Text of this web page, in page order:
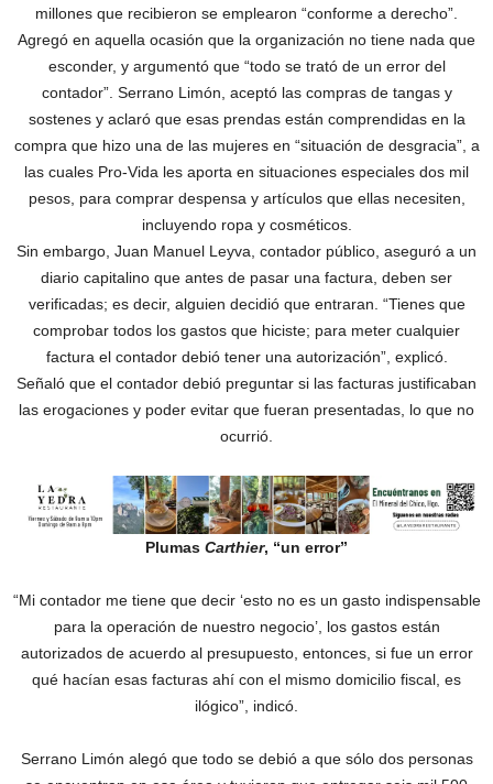
millones que recibieron se emplearon “conforme a derecho”.
Agregó en aquella ocasión que la organización no tiene nada que
esconder, y argumentó que “todo se trató de un error del
contador”. Serrano Limón, aceptó las compras de tangas y
sostenes y aclaró que esas prendas están comprendidas en la
compra que hizo una de las mujeres en “situación de desgracia”, a
las cuales Pro-Vida les aporta en situaciones especiales dos mil
pesos, para comprar despensa y artículos que ellas necesiten,
incluyendo ropa y cosméticos.
Sin embargo, Juan Manuel Leyva, contador público, aseguró a un
diario capitalino que antes de pasar una factura, deben ser
verificadas; es decir, alguien decidió que entraran. “Tienes que
comprobar todos los gastos que hiciste; para meter cualquier
factura el contador debió tener una autorización”, explicó.
Señaló que el contador debió preguntar si las facturas justificaban
las erogaciones y poder evitar que fueran presentadas, lo que no
ocurrió.
Plumas Carthier, “un error”
“Mi contador me tiene que decir ‘esto no es un gasto indispensable
para la operación de nuestro negocio’, los gastos están
autorizados de acuerdo al presupuesto, entonces, si fue un error
qué hacían esas facturas ahí con el mismo domicilio fiscal, es
ilógico”, indicó.
Serrano Limón alegó que todo se debió a que sólo dos personas